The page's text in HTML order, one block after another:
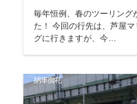
毎年恒例、春のツーリング
た！ 今回の行先は、芦屋マリーナです。 毎回、遠くにツーリン
グに行きますが、今…
納車御礼